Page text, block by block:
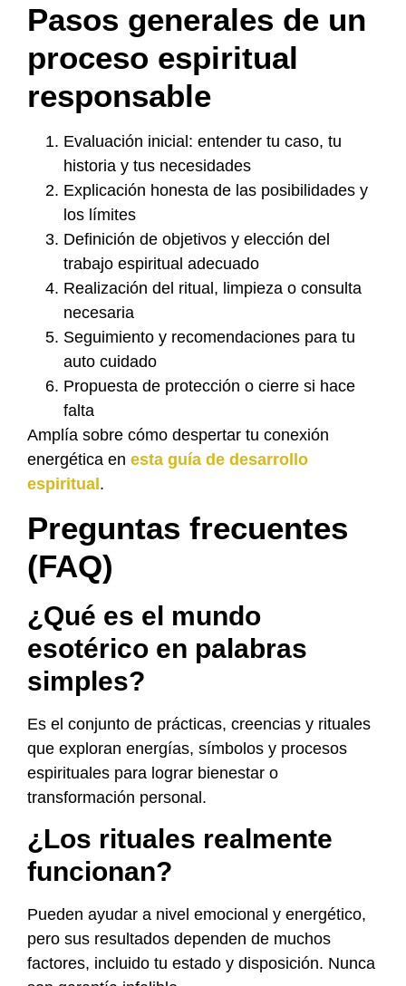
Pasos generales de un
proceso espiritual
responsable
Evaluación inicial: entender tu caso, tu
historia y tus necesidades
Explicación honesta de las posibilidades y
los límites
Definición de objetivos y elección del
trabajo espiritual adecuado
Realización del ritual, limpieza o consulta
necesaria
Seguimiento y recomendaciones para tu
auto cuidado
Propuesta de protección o cierre si hace
falta
Amplía sobre cómo despertar tu conexión
energética en esta guía de desarrollo
espiritual.
Preguntas frecuentes
(FAQ)
¿Qué es el mundo
esotérico en palabras
simples?
Es el conjunto de prácticas, creencias y rituales
que exploran energías, símbolos y procesos
espirituales para lograr bienestar o
transformación personal.
¿Los rituales realmente
funcionan?
Pueden ayudar a nivel emocional y energético,
pero sus resultados dependen de muchos
factores, incluido tu estado y disposición. Nunca